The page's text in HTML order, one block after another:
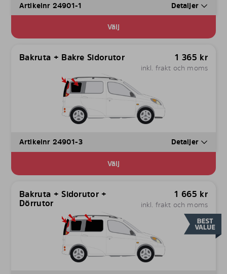
Artikelnr 24901-1 Detaljer
Välj
Bakruta + Bakre Sidorutor 1 365 kr
inkl. frakt och moms
Artikelnr 24901-3 Detaljer
Välj
Bakruta + Sidorutor +
Dörrutor
1 665 kr
inkl. frakt och moms